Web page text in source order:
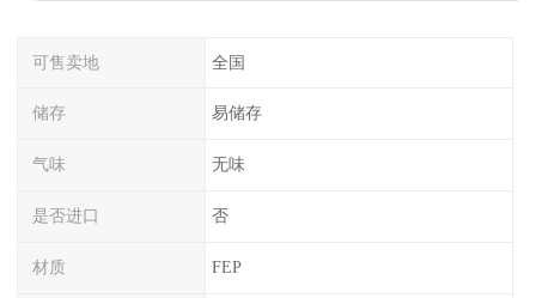
可售卖地 全国
储存 易储存
气味 无味
是否进口 否
材质 FEP